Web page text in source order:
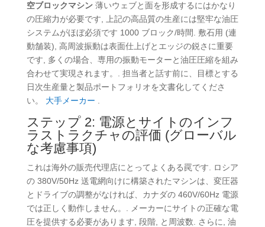
空ブロックマシン 薄いウェブと面を形成するにはかなり
の圧縮力が必要です, 上記の高品質の生産には堅牢な油圧
システムがほぼ必須です 1000 ブロック/時間. 敷石用 (連
動舗装), 高周波振動は表面仕上げとエッジの鋭さに重要
です, 多くの場合、専用の振動モーターと油圧圧縮を組み
合わせて実現されます。. 担当者と話す前に、目標とする
日次生産量と製品ポートフォリオを文書化してくださ
い。 大手メーカー
ステップ 2: 電源とサイトのインフ
ラストラクチャの評価 (グローバル
な考慮事項)
これは海外の販売代理店にとってよくある罠です. ロシア
の 380V/50Hz 送電網向けに構築されたマシンは、変圧器
とドライブの調整がなければ、カナダの 460V/60Hz 電源
では正しく動作しません。.
メーカーにサイトの正確な電
圧を提供する必要があります , 段階, と周波数. さらに, 油